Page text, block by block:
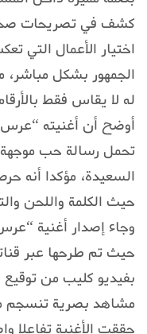
كشف في تصريحات
اختيار الأعمال
الجمهور بشكل
له لا يقاس فقط
أوضح أن أغنيته “عرس
تحمل رسالة حب موجهة
السعيدة، مؤكدا أنه
حيث الكلمة واللحن
وجاء إصدار أغنية
حيث تم طرحها عبر
بفيديو كليب من توقيع
مشاهد بصرية تنسجم
حققت الأغنية تفاعلا